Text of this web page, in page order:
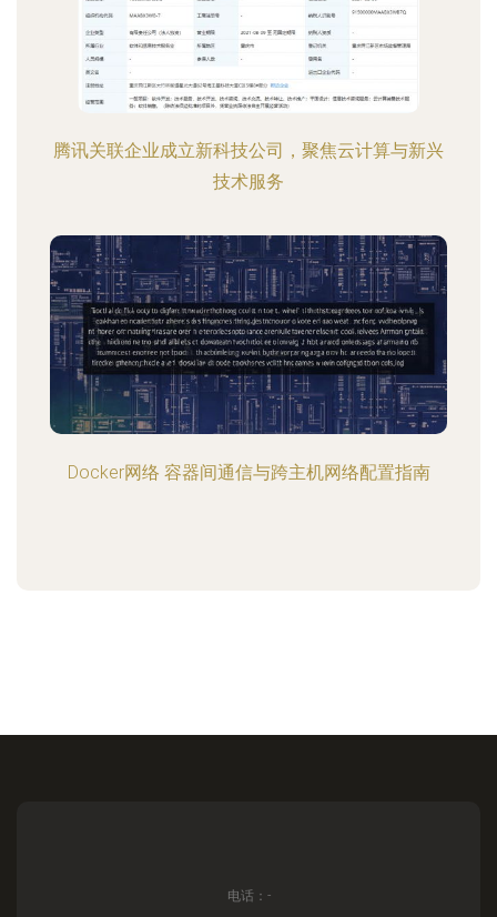
腾讯关联企业成立新科技公司，聚焦云计算与新兴
技术服务
Docker网络 容器间通信与跨主机网络配置指南
电话：-